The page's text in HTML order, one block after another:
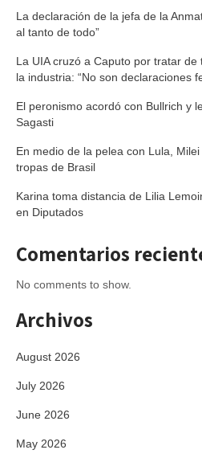
La declaración de la jefa de la
al tanto de todo”
La UIA cruzó a Caputo por tratar
la industria: “No son declaraciones
El peronismo acordó con Bullrich y
Sagasti
En medio de la pelea con Lula,
tropas de Brasil
Karina toma distancia de Lilia
en Diputados
Comentarios
No comments to show.
Archivos
August 2026
July 2026
June 2026
May 2026